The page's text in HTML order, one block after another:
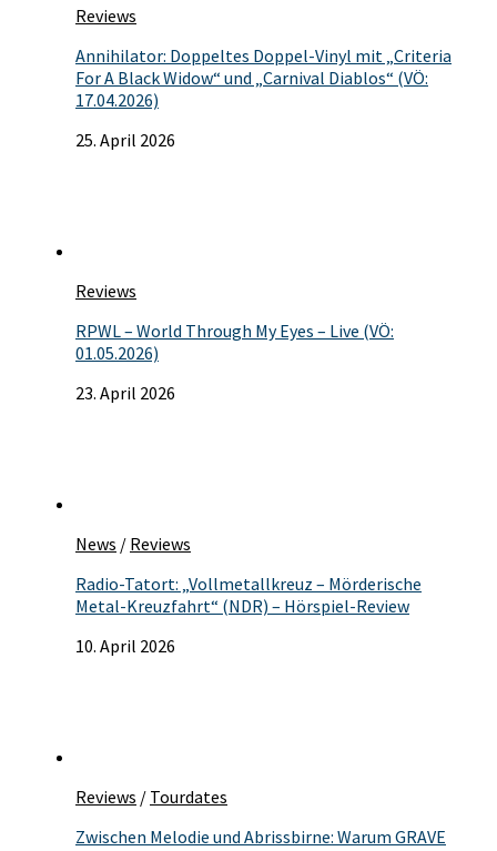
Reviews
Annihilator: Doppeltes Doppel-Vinyl mit „Criteria
For A Black Widow“ und „Carnival Diablos“ (VÖ:
17.04.2026)
25. April 2026
Reviews
RPWL – World Through My Eyes – Live (VÖ:
01.05.2026)
23. April 2026
News / Reviews
Radio-Tatort: „Vollmetallkreuz – Mörderische
Metal-Kreuzfahrt“ (NDR) – Hörspiel-Review
10. April 2026
Reviews / Tourdates
Zwischen Melodie und Abrissbirne: Warum GRAVE